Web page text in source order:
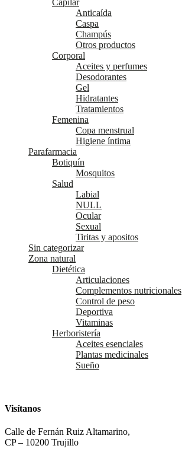
Anticaída
Caspa
Champús
Otros productos
Corporal
Aceites y perfumes
Desodorantes
Gel
Hidratantes
Tratamientos
Femenina
Copa menstrual
Higiene íntima
Parafarmacia
Botiquín
Mosquitos
Salud
Labial
NULL
Ocular
Sexual
Tiritas y apositos
Sin categorizar
Zona natural
Dietética
Articulaciones
Complementos nutricionales
Control de peso
Deportiva
Vitaminas
Herboristería
Aceites esenciales
Plantas medicinales
Sueño
Visítanos
Calle de Fernán Ruiz Altamarino,
CP – 10200 Trujillo